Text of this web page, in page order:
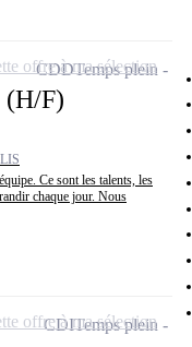
(H/F)
Ce sont les talents, les
chaque jour. Nous
CDDTemps plein
offre à ma sélection
CDITemps plein
offre à ma sélection